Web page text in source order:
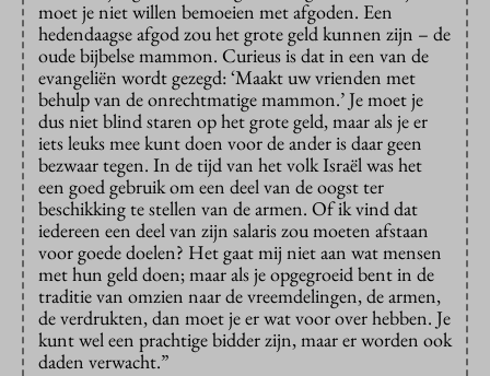
moet je niet willen bemoeien met afgoden. Een
hedendaagse afgod zou het grote geld kunnen zijn – de
oude bijbelse mammon. Curieus is dat in een van de
evangeliën wordt gezegd: ‘Maakt uw vrienden met
behulp van de onrechtmatige mammon.’ Je moet je
dus niet blind staren op het grote geld, maar als je er
iets leuks mee kunt doen voor de ander is daar geen
bezwaar tegen. In de tijd van het volk Israël was het
een goed gebruik om een deel van de oogst ter
beschikking te stellen van de armen. Of ik vind dat
iedereen een deel van zijn salaris zou moeten afstaan
voor goede doelen? Het gaat mij niet aan wat mensen
met hun geld doen; maar als je opgegroeid bent in de
traditie van omzien naar de vreemdelingen, de armen,
de verdrukten, dan moet je er wat voor over hebben. Je
kunt wel een prachtige bidder zijn, maar er worden ook
daden verwacht.”